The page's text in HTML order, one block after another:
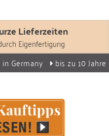
Lieferzeiten
Eigenfertigung
in Germany bis zu 10 Jahre